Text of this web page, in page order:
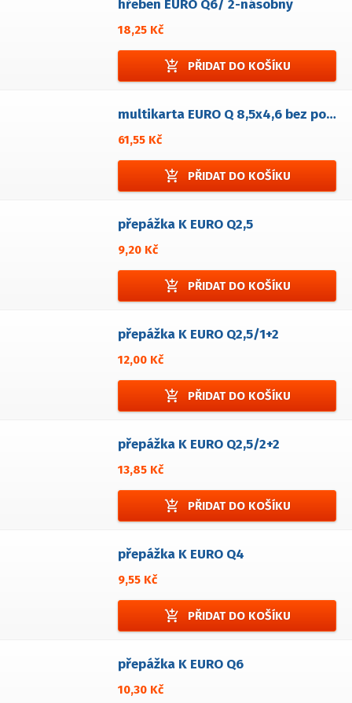
hřeben EURO Q6/ 2-násobný
18,25 Kč
add_shopping_cart PŘIDAT DO KOŠÍKU
multikarta EURO Q 8,5x4,6 bez popisu
61,55 Kč
add_shopping_cart PŘIDAT DO KOŠÍKU
přepážka K EURO Q2,5
9,20 Kč
add_shopping_cart PŘIDAT DO KOŠÍKU
přepážka K EURO Q2,5/1+2
12,00 Kč
add_shopping_cart PŘIDAT DO KOŠÍKU
přepážka K EURO Q2,5/2+2
13,85 Kč
add_shopping_cart PŘIDAT DO KOŠÍKU
přepážka K EURO Q4
9,55 Kč
add_shopping_cart PŘIDAT DO KOŠÍKU
přepážka K EURO Q6
10,30 Kč